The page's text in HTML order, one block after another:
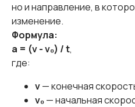
но и направление, в
изменение.
Формула:
a = (v - v₀) / t,
где:
v— конечная
v₀— начальная